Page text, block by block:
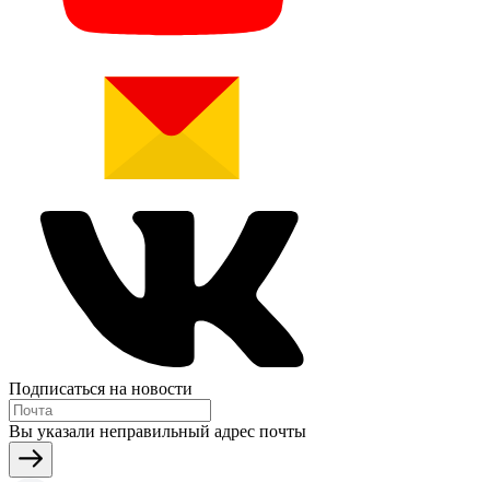
Подписаться на новости
Вы указали неправильный адрес почты